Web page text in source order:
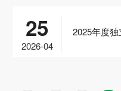
25
2026-04
2025年度独